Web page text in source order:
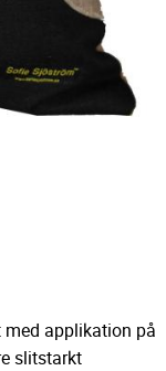
applikation på
slitstarkt